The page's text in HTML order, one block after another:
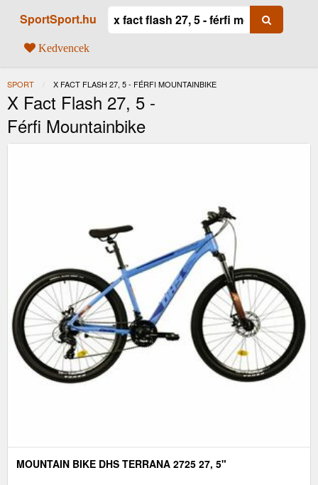
SportSport.hu
Kedvencek
SPORT JELENLEGI:
X FACT FLASH 27, 5 - FÉRFI MOUNTAINBIKE
X Fact Flash 27, 5 -
Férfi Mountainbike
MOUNTAIN BIKE DHS TERRANA 2725 27, 5"